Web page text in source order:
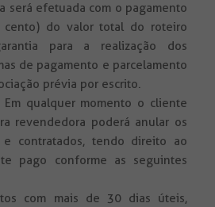
será efetuada com o pagamento
do valor total do roteiro
para a realização dos
de pagamento e parcelamento
prévia por escrito.
Em qualquer momento o cliente
revendedora poderá anular os
e contratados, tendo direito ao
pago conforme as seguintes
com mais de 30 dias úteis,